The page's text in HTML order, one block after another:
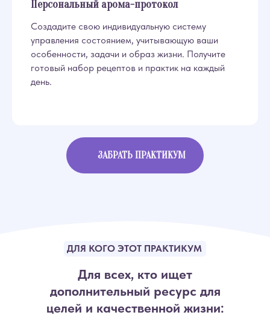
Персональный арома-протокол
Создадите свою индивидуальную систему
управления состоянием, учитывающую ваши
особенности, задачи и образ жизни. Получите
готовый набор рецептов и практик на каждый
день.
ЗАБРАТЬ ПРАКТИКУМ
Для всех, кто ищет
дополнительный ресурс для
целей и качественной жизни:
ДЛЯ КОГО ЭТОТ ПРАКТИКУМ